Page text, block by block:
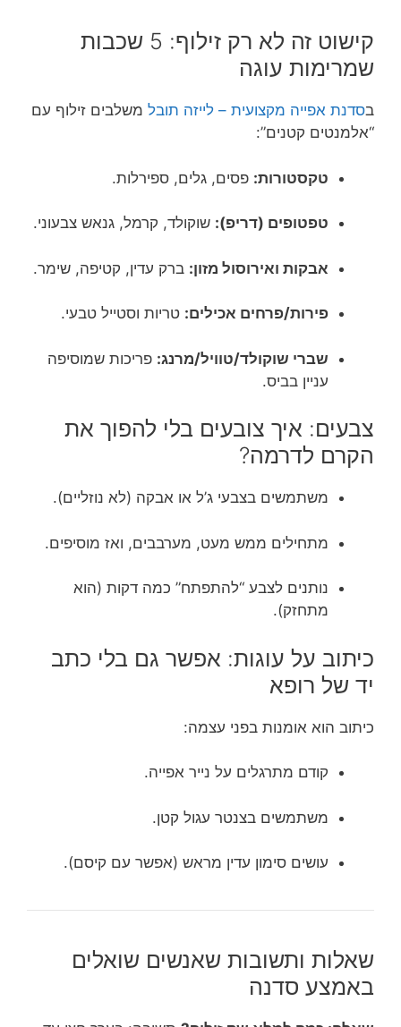
קישוט זה לא רק זילוף: 5 שכבות
שמרימות עוגה
בסדנת אפייה מקצועית – לייזה תובל משלבים זילוף עם
“אלמנטים קטנים”:
טקסטורות: פסים, גלים, ספירלות.
טפטופים (דריפ): שוקולד, קרמל, גנאש צבעוני.
אבקות ואירוסול מזון: ברק עדין, קטיפה, שימר.
פירות/פרחים אכילים: טריות וסטייל טבעי.
שברי שוקולד/טוויל/מרנג: פריכות שמוסיפה
עניין בביס.
צבעים: איך צובעים בלי להפוך את
הקרם לדרמה?
משתמשים בצבעי ג’ל או אבקה (לא נוזליים).
מתחילים ממש מעט, מערבבים, ואז מוסיפים.
נותנים לצבע “להתפתח” כמה דקות (הוא
מתחזק).
כיתוב על עוגות: אפשר גם בלי כתב
יד של רופא
כיתוב הוא אומנות בפני עצמה:
קודם מתרגלים על נייר אפייה.
משתמשים בצנטר עגול קטן.
עושים סימון עדין מראש (אפשר עם קיסם).
שאלות ותשובות שאנשים שואלים
באמצע סדנה